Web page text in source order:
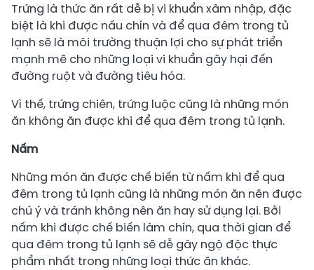
Trứng là thức ăn rất dễ bị vi khuẩn xâm nhập, đặc
biệt là khi được nấu chín và để qua đêm trong tủ
lạnh sẽ là môi trường thuận lợi cho sự phát triển
mạnh mẽ cho những loại vi khuẩn gây hại đến
đường ruột và đường tiêu hóa.
Vì thế, trứng chiên, trứng luộc cũng là những món
ăn không ăn được khi để qua đêm trong tủ lạnh.
Nấm
Những món ăn được chế biến từ nấm khi để qua
đêm trong tủ lạnh cũng là những món ăn nên được
chú ý và tránh không nên ăn hay sử dụng lại. Bởi
nấm khi được chế biến làm chín, qua thời gian để
qua đêm trong tủ lạnh sẽ dễ gây ngộ độc thực
phẩm nhất trong những loại thức ăn khác.